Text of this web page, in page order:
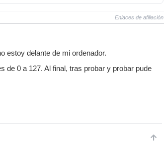
Enlaces de afiliación
estoy delante de mi ordenador.
de 0 a 127. Al final, tras probar y probar pude